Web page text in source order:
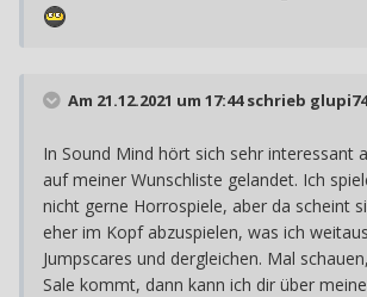
Am 21.12.2021 um 17:44 schrieb glupi74
In Sound Mind hört sich sehr interessant
auf meiner Wunschliste gelandet. Ich
nicht gerne Horrospiele, aber da scheint
eher im Kopf abzuspielen, was ich
Jumpscares und dergleichen. Mal
Sale kommt, dann kann ich dir über